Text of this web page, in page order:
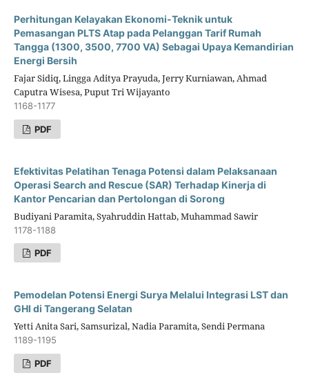
Perhitungan Kelayakan Ekonomi-Teknik untuk
Pemasangan PLTS Atap pada Pelanggan Tarif Rumah
Tangga (1300, 3500, 7700 VA) Sebagai Upaya Kemandirian
Energi Bersih
Fajar Sidiq, Lingga Aditya Prayuda, Jerry Kurniawan, Ahmad
Caputra Wisesa, Puput Tri Wijayanto
1168-1177
PDF
Efektivitas Pelatihan Tenaga Potensi dalam Pelaksanaan
Operasi Search and Rescue (SAR) Terhadap Kinerja di
Kantor Pencarian dan Pertolongan di Sorong
Budiyani Paramita, Syahruddin Hattab, Muhammad Sawir
1178-1188
PDF
Pemodelan Potensi Energi Surya Melalui Integrasi LST dan
GHI di Tangerang Selatan
Yetti Anita Sari, Samsurizal, Nadia Paramita, Sendi Permana
1189-1195
PDF